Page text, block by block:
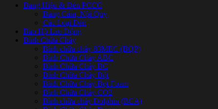
Bảng Hiệu & Đèn PCCC
Bảng Cấm, Nội Quy
Các Loại Đèn
Bảo Hộ Lao Động
Bình Chữa Cháy
Bình chữa cháy 83MEC (BQP)
Bình Chữa Cháy ABC
Bình Chữa Cháy BC
Bình Chữa Cháy Bột
Bình Chữa Cháy Bọt Foam
Bình Chữa Cháy CO2
Bình chữa cháy Dolphin (BCA)